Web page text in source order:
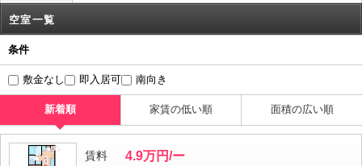
空室一覧
条件
敷金なし 即入居可 南向き
新着順 家賃の低い順 面積の広い順
賃料 4.9万円/ー